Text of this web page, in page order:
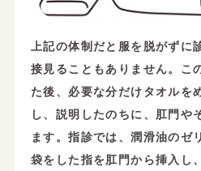
上記の体制だと服を脱がずに
接見ることもありません。こ
た後、必要な分だけタオルを
し、説明したのちに、肛門や
ます。指診では、潤滑油のゼ
袋をした指を肛門から挿入し